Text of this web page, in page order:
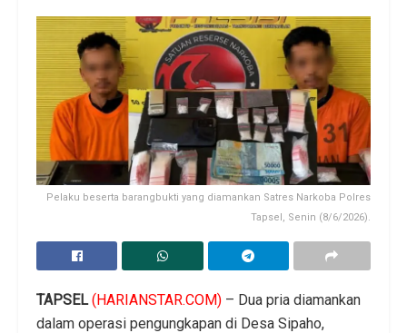
Pelaku beserta barangbukti yang diamankan Satres Narkoba Polres
Tapsel, Senin (8/6/2026).
TAPSEL(HARIANSTAR.COM) – Dua pria diamankan
dalam operasi pengungkapan di Desa Sipaho,